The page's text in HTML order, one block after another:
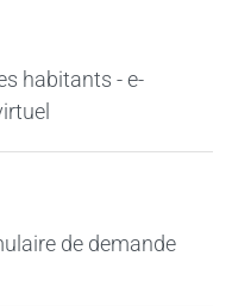
habitants - e-
de demande